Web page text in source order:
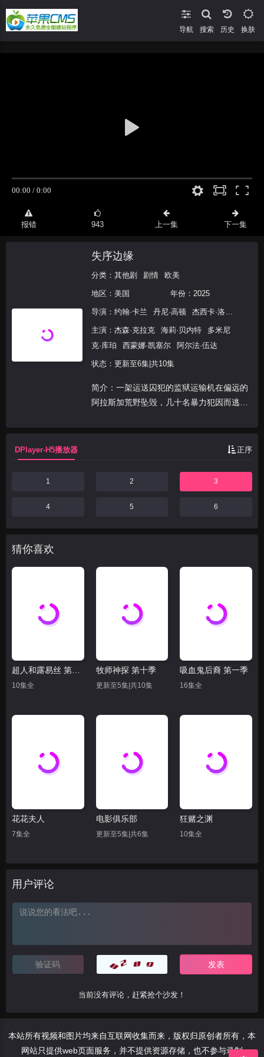
导航 搜索 换肤
报错 943 上一集 下一集
失序边缘
分类： 其他剧 剧情 欧美
地区： 美国 年份： 2025
导演： 约翰·卡兰 丹尼·高顿 杰西卡·洛瑞
主演： 杰森·克拉克 海莉·贝内特
多米尼
克·库珀
西蒙娜·凯塞尔 阿尔法·伍达
状态：更新至6集|共10集
简介：一架运送囚犯的监狱运输机在偏远的
阿拉斯加荒野坠毁，几十名暴力犯因而逃
镇能安然渡过。
DPlayer-H5播放器 正序
1 2 3
4 5 6
猜你喜欢
超人和露易丝 第四季
10集全
牧师神探 第十季
更新至5集|共10集
吸血鬼后裔 第一季
16集全
花花夫人
7集全
电影俱乐部
更新至5集|共6集
狂赌之渊
10集全
用户评论
当前没有评论，赶紧抢个沙发！
本站所有视频和图片均来自互联网收集而来，版权归原创者所有，本
网站只提供web页面服务，并不提供资源存储，也不参与录制